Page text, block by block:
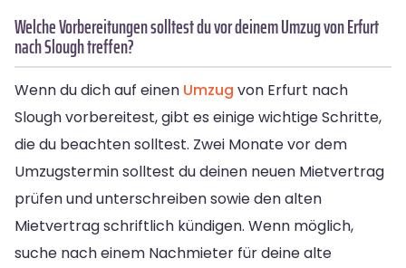
Welche Vorbereitungen solltest du vor deinem Umzug von Erfurt
nach Slough treffen?
Wenn du dich auf einen Umzug von Erfurt nach
Slough vorbereitest, gibt es einige wichtige Schritte,
die du beachten solltest. Zwei Monate vor dem
Umzugstermin solltest du deinen neuen Mietvertrag
prüfen und unterschreiben sowie den alten
Mietvertrag schriftlich kündigen. Wenn möglich,
suche nach einem Nachmieter für deine alte